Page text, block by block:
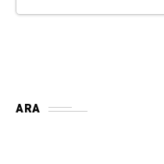
ARA